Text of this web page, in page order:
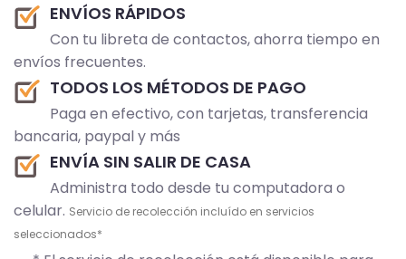
ENVÍOS RÁPIDOS
Con tu libreta de contactos, ahorra tiempo en
envíos frecuentes.
TODOS LOS MÉTODOS DE PAGO
Paga en efectivo, con tarjetas, transferencia
bancaria, paypal y más
ENVÍA SIN SALIR DE CASA
Administra todo desde tu computadora o
celular. Servicio de recolección incluído en servicios
seleccionados*